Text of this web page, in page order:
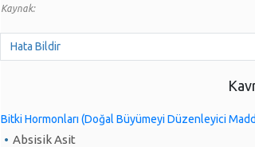
Kaynak:
Hata Bildir
Bitki Hormonları (Doğal Büyümeyi Düzenleyici
Absisik Asit